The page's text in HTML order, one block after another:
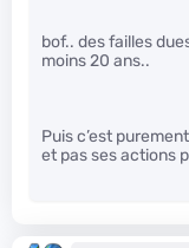
bof.. des failles
moins 20 ans..
Puis c’est
et pas ses actions